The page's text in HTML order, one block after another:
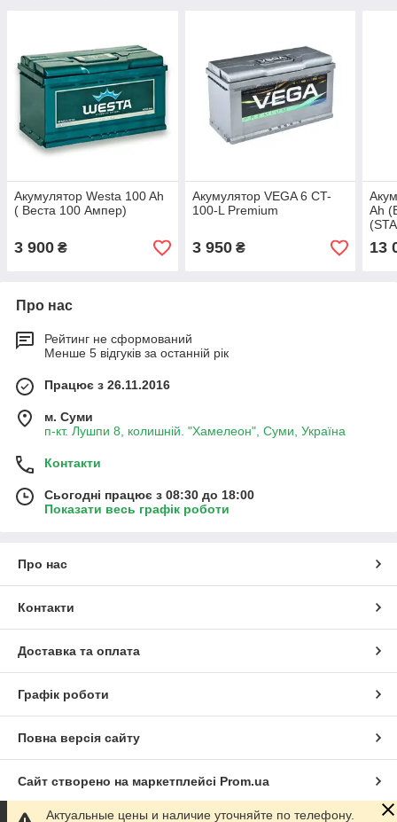
Акумулятор Westa 100 Ah
( Веста 100 Ампер)
3 900 ₴
Акумулятор VEGA 6 CT-
100-L Premium
3 950₴
Ah
13
Про нас
Рейтинг не сформований
Менше 5 відгуків за останній рік
Працює з 26.11.2016
м. Суми
п-кт. Лушпи 8, колишній. "Хамелеон", Суми, Україна
Контакти
Сьогодні працює з 08:30 до 18:00
Показати весь графік роботи
Про нас
Контакти
Доставка та оплата
Графік роботи
Повна версія сайту
Сайт створено на маркетплейсі Prom.ua
Актуальные цены и наличие уточняйте по телефону.